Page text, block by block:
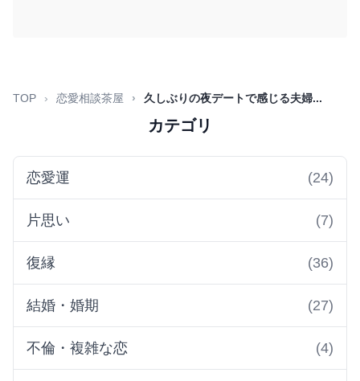
TOP 恋愛相談茶屋 久しぶりの夜デートで感じる夫婦...
カテゴリ
恋愛運 (24)
片思い (7)
復縁 (36)
結婚・婚期 (27)
不倫・複雑な恋 (4)